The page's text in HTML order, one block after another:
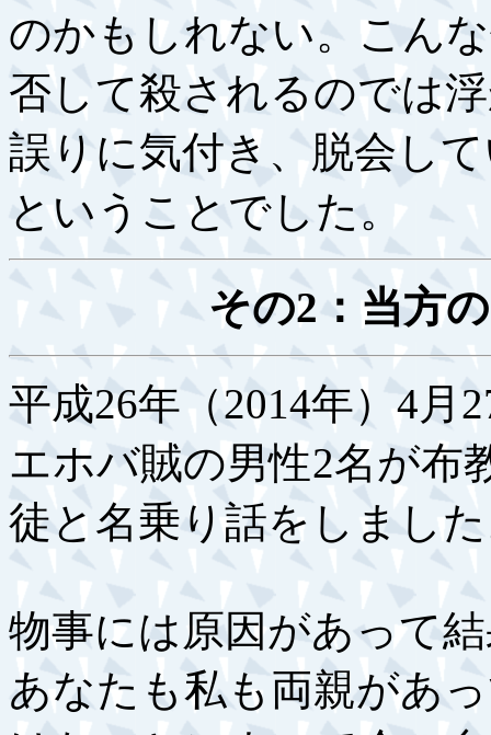
のかもしれない。こん
否して殺されるのでは
誤りに気付き、脱会し
ということでした。
その2：当方
平成26年（2014年）4月
エホバ賊の男性2名が布
徒と名乗り話をしまし
物事には原因があって
あなたも私も両親があ